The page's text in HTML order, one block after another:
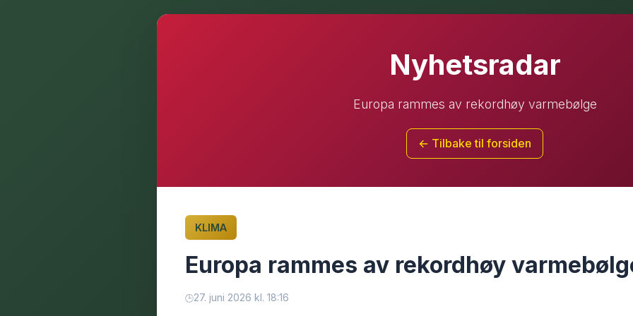
Nyhetsradar
Europa rammes av rekordhøy varmebølge
← Tilbake til forsiden
KLIMA
Europa rammes av rekordhøy
27. juni 2026 kl. 18:16